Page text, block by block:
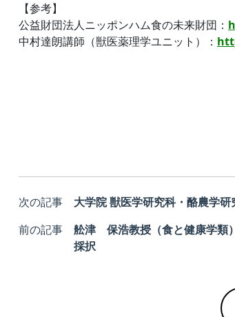
【参考】
公益財団法人ニッポンハム食の未来財団：
中村達朗講師（獣医薬理学ユニット）：
次の記事 大学院 獣医学研究科・酪農学
前の記事
舩津 保浩教授（食と健康学類
採択